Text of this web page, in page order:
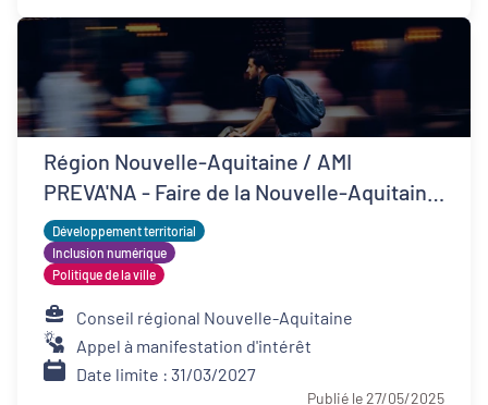
Région Nouvelle-Aquitaine / AMI
PREVA'NA - Faire de la Nouvelle-Aquitaine
un territoire de bonne santé
Développement territorial
Inclusion numérique
Politique de la ville
Conseil régional Nouvelle-Aquitaine
Appel à manifestation d'intérêt
Date limite : 31/03/2027
Publié le 27/05/2025